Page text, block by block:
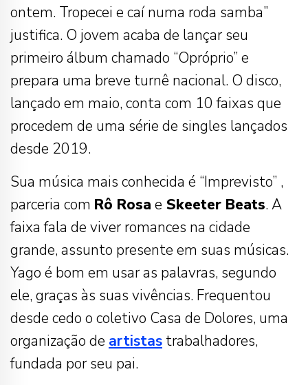
ontem. Tropecei e caí numa roda samba”
justifica. O jovem acaba de lançar seu
primeiro álbum chamado “Opróprio” e
prepara uma breve turnê nacional. O disco,
lançado em maio, conta com 10 faixas que
procedem de uma série de singles lançados
desde 2019.
Sua música mais conhecida é “Imprevisto” ,
parceria com Rô Rosa e Skeeter Beats. A
faixa fala de viver romances na cidade
grande, assunto presente em suas músicas.
Yago é bom em usar as palavras, segundo
ele, graças às suas vivências. Frequentou
desde cedo o coletivo Casa de Dolores, uma
organização de artistas trabalhadores,
fundada por seu pai.